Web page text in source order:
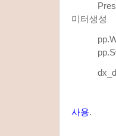
미터생성
사용.